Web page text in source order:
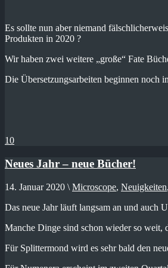
Es sollte nun aber niemand
Produkten in 2020 ?
Wir haben zwei weitere „große“ Fate
Die Übersetzungsarbeiten beginnen noch
10
Neues Jahr – neue Bücher!
14. Januar 2020 \ Microscope, Neuigkeiten,
Das neue Jahr läuft langsam an und auch
Manche Dinge sind schon wieder so weit,
Für Splittermond wird es sehr bald den